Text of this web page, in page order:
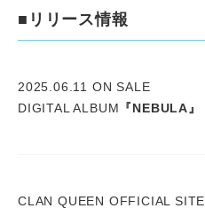
■リリース情報
2025.06.11 ON SALE
DIGITAL ALBUM 『NEBULA』
CLAN QUEEN OFFICIAL SITE